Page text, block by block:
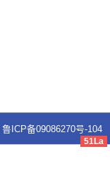
鲁ICP备09086270号-104
51La